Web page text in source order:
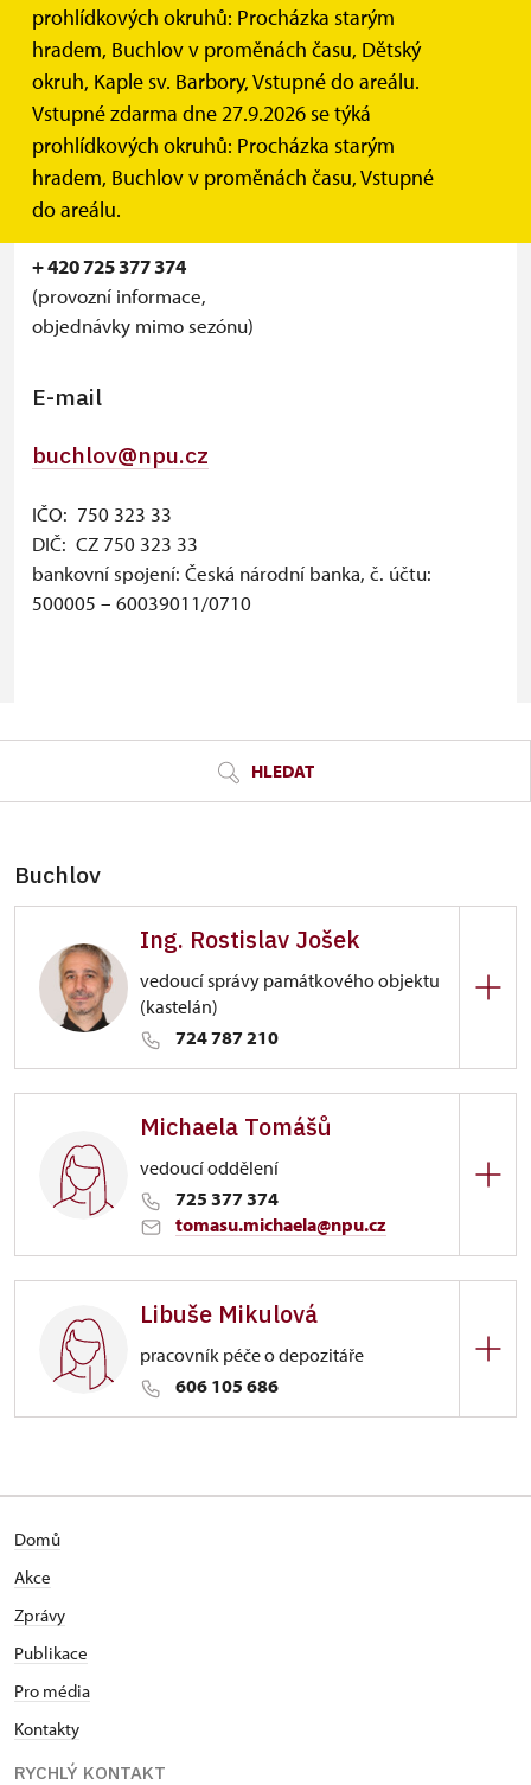
prohlídkových okruhů: Procházka starým
hradem, Buchlov v proměnách času, Dětský
okruh, Kaple sv. Barbory, Vstupné do areálu.
Vstupné zdarma dne 27.9.2026 se týká
prohlídkových okruhů: Procházka starým
hradem, Buchlov v proměnách času, Vstupné
do areálu.
Polesí 418
687 08 Buchlovice
Telefon
+420 770 167 481
(pokladna, objednávky)
+ 420 725 377 374
(provozní informace,
objednávky mimo sezónu)
E-mail
buchlov@npu.cz
IČO: 750 323 33
DIČ: CZ 750 323 33
bankovní spojení: Česká národní banka, č. účtu:
500005 – 60039011/0710
HLEDAT
Buchlov
Ing. Rostislav Jošek
vedoucí správy památkového objektu
(kastelán)
724 787 210
Polesí 418/, Buchlovice
Michaela Tomášů
vedoucí oddělení
725 377 374
tomasu.michaela@npu.cz
Polesí 418/, Buchlovice
Libuše Mikulová
pracovník péče o depozitáře
606 105 686
Domů
Akce
Zprávy
Publikace
Pro média
Kontakty
RYCHLÝ KONTAKT